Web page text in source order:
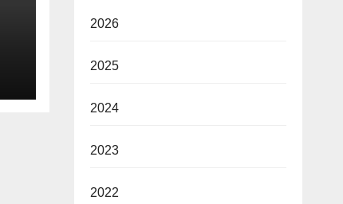
2026
2025
2024
2023
2022